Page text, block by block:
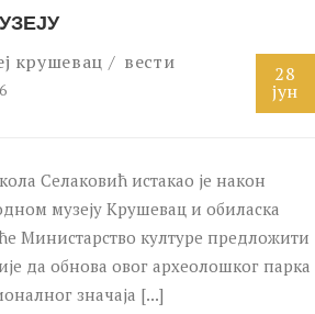
крушевац вести 28
јун
Селаковић истакао је након
музеју Крушевац и обиласка
Министарство културе предложити
да обнова овог археолошког парка
значаја [...]